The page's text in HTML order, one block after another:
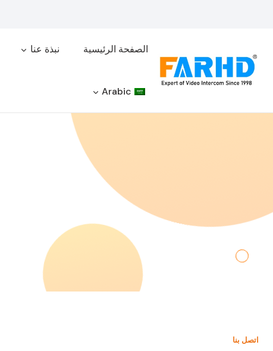
الصفحة الرئيسية
نبذة عنا
Arabic
اتصل بنا